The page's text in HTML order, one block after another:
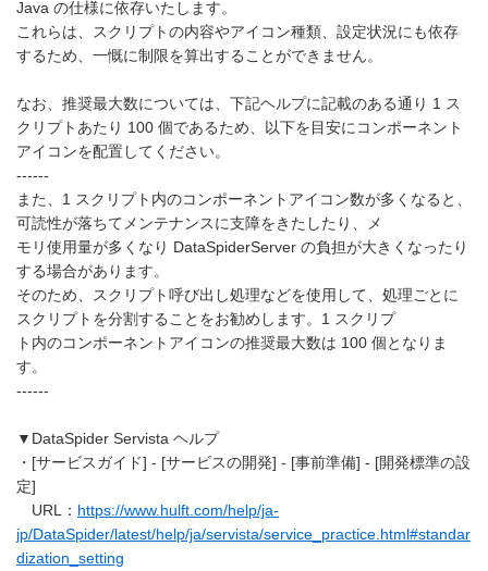
Java の仕様に依存いたします。
これらは、スクリプトの内容やアイコン種類、設定状況にも依存
するため、一慨に制限を算出することができません。
なお、推奨最大数については、下記ヘルプに記載のある通り 1 ス
クリプトあたり 100 個であるため、以下を目安にコンポーネント
アイコンを配置してください。
------
また、1 スクリプト内のコンポーネントアイコン数が多くなると、
可読性が落ちてメンテナンスに支障をきたしたり、メ
モリ使用量が多くなり DataSpiderServer の負担が大きくなったり
する場合があります。
そのため、スクリプト呼び出し処理などを使用して、処理ごとに
スクリプトを分割することをお勧めします。1 スクリプ
ト内のコンポーネントアイコンの推奨最大数は 100 個となりま
す。
------
▼DataSpider Servista ヘルプ
・[サービスガイド] - [サービスの開発] - [事前準備] - [開発標準の設
定]
URL： https://www.hulft.com/help/ja-
jp/DataSpider/latest/help/ja/servista/service_practice.html#standar
dization_setting